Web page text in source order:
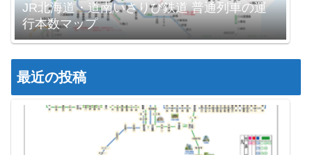
JR北海道・道南いさりび鉄道 普通列車の運
行本数マップ
最近の投稿